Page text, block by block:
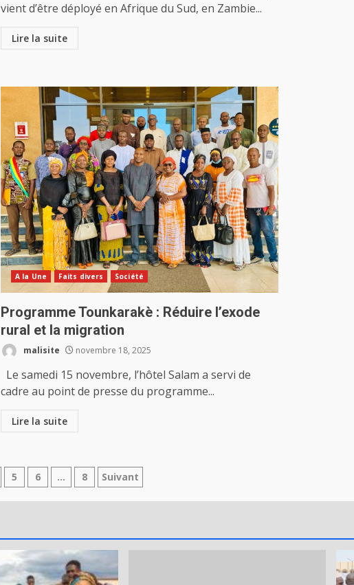
vient d’être déployé en Afrique du Sud, en Zambie...
Lire la suite
A la Une Faits divers Société
Programme Tounkarakè : Réduire l’exode
rural et la migration
malisite novembre 18, 2025
Le samedi 15 novembre, l’hôtel Salam a servi de
cadre au point de presse du programme...
Lire la suite
5 6 … 8 Suivant